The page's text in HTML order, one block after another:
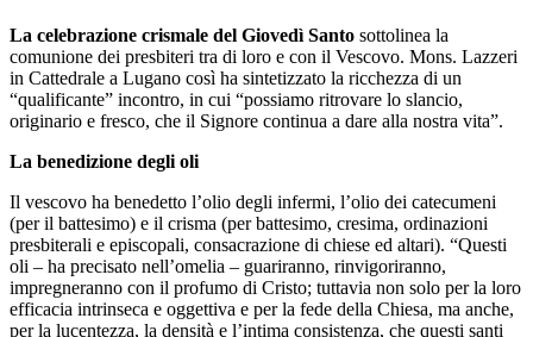
La celebrazione crismale del Giovedì Santo sottolinea la
comunione dei presbiteri tra di loro e con il Vescovo. Mons. Lazzeri
in Cattedrale a Lugano così ha sintetizzato la ricchezza di un
“qualificante” incontro, in cui “possiamo ritrovare lo slancio,
originario e fresco, che il Signore continua a dare alla nostra vita”.
La benedizione degli oli
Il vescovo ha benedetto l’olio degli infermi, l’olio dei catecumeni
(per il battesimo) e il crisma (per battesimo, cresima, ordinazioni
presbiterali e episcopali, consacrazione di chiese ed altari). “Questi
oli – ha precisato nell’omelia – guariranno, rinvigoriranno,
impregneranno con il profumo di Cristo; tuttavia non solo per la loro
efficacia intrinseca e oggettiva e per la fede della Chiesa, ma anche,
per la lucentezza, la densità e l’intima consistenza, che questi santi